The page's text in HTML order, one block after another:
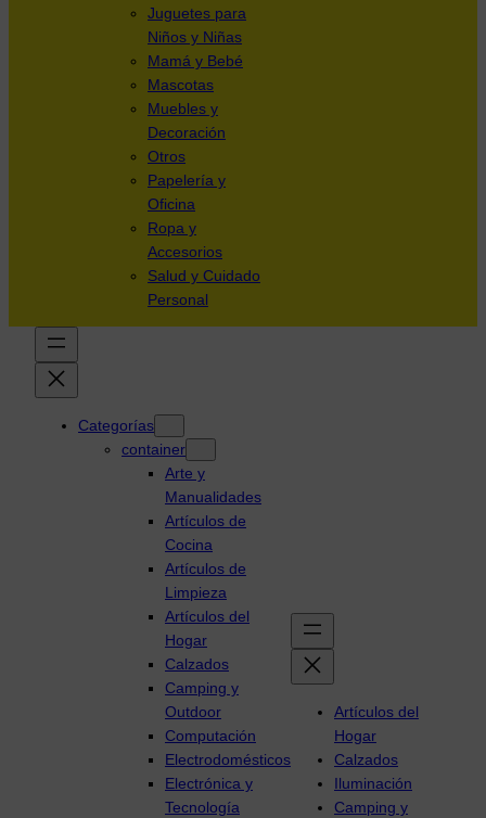
Juguetes para
Niños y Niñas
Mamá y Bebé
Mascotas
Muebles y
Decoración
Otros
Papelería y
Oficina
Ropa y
Accesorios
Salud y Cuidado
Personal
Categorías
container
Arte y
Manualidades
Artículos de
Cocina
Artículos de
Limpieza
Artículos del
Hogar
Calzados
Camping y
Outdoor
Computación
Electrodomésticos
Electrónica y
Tecnología
Artículos del
Hogar
Calzados
Iluminación
Camping y